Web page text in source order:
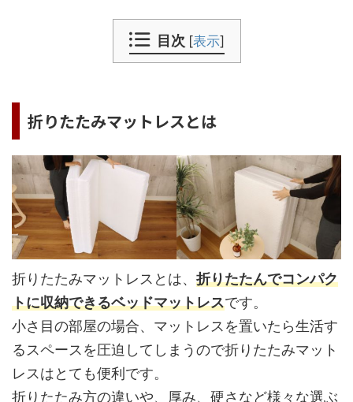
目次 [表示]
折りたたみマットレスとは
折りたたみマットレスとは、 折りたたんでコンパク
トに収納できるベッドマットレスです。
小さ目の部屋の場合、マットレスを置いたら生活す
るスペースを圧迫してしまうので折りたたみマット
レスはとても便利です。
折りたたみ方の違いや、厚み、硬さなど様々な選ぶ